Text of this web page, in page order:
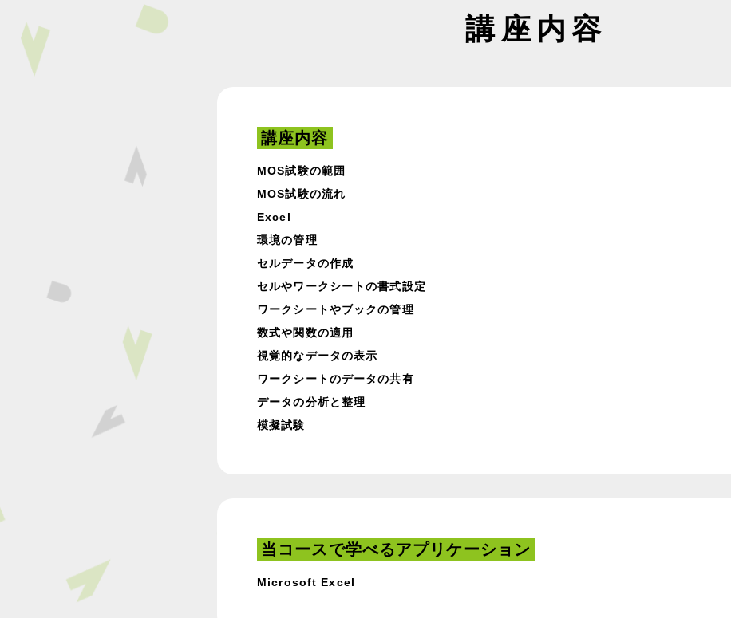
講座内容
講座内容
MOS試験の範囲
MOS試験の流れ
Excel
環境の管理
セルデータの作成
セルやワークシートの書式設定
ワークシートやブックの管理
数式や関数の適用
視覚的なデータの表示
ワークシートのデータの共有
データの分析と整理
模擬試験
当コースで学べるアプリケーション
Microsoft Excel